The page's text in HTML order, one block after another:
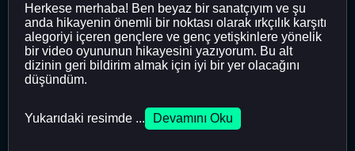
Herkese merhaba! Ben beyaz bir sanatçıyım ve şu
anda hikayenin önemli bir noktası olarak ırkçılık karşıtı
alegoriyi içeren gençlere ve genç yetişkinlere yönelik
bir video oyununun hikayesini yazıyorum. Bu alt
dizinin geri bildirim almak için iyi bir yer olacağını
düşündüm.
Yukarıdaki resimde ... Devamını Oku